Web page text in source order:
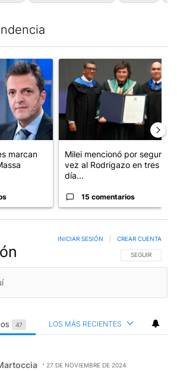
con el título "Los gobernadores
marcan
Un artículo de tendencia
Milei mencionó por segunda
vez al Rodrigazo en tres
día...
15 comentarios
SIGA ESTA
SEGUIR
INICIAR SESIÓN CREAR CUENTA
47 LOS MÁS RECIENTES
27 DE NOVIEMBRE DE 2024